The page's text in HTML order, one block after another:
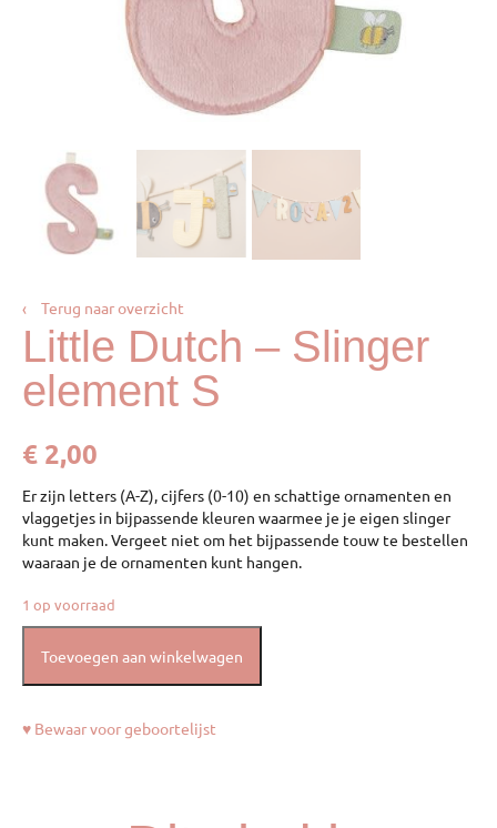
‹ Terug naar overzicht
Little Dutch – Slinger
element S
€ 2,00
Er zijn letters (A-Z), cijfers (0-10) en schattige ornamenten en
vlaggetjes in bijpassende kleuren waarmee je je eigen slinger
kunt maken. Vergeet niet om het bijpassende touw te bestellen
waaraan je de ornamenten kunt hangen.
1 op voorraad
Toevoegen aan winkelwagen
♥ Bewaar voor geboortelijst